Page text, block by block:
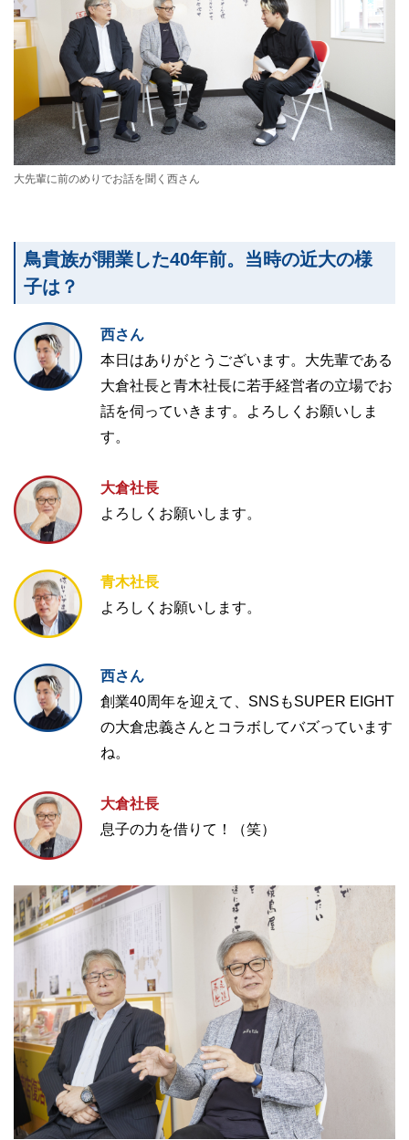
大先輩に前のめりでお話を聞く西さん
鳥貴族が開業した40年前。当時の近大の様
子は？
西さん
本日はありがとうございます。大先輩である
大倉社長と青木社長に若手経営者の立場でお
話を伺っていきます。よろしくお願いしま
す。
大倉社長
よろしくお願いします。
青木社長
よろしくお願いします。
西さん
創業40周年を迎えて、SNSもSUPER EIGHT
の大倉忠義さんとコラボしてバズっています
ね。
大倉社長
息子の力を借りて！（笑）